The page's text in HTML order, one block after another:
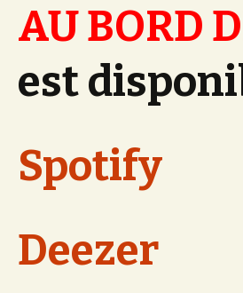
AU BORD
est
Spotify
Deezer